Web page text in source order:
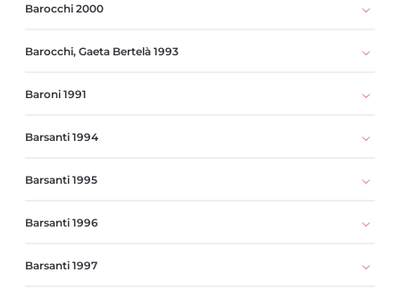
Barocchi 2000
Barocchi, Gaeta Bertelà 1993
Baroni 1991
Barsanti 1994
Barsanti 1995
Barsanti 1996
Barsanti 1997